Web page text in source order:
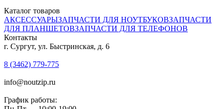
Каталог товаров
АКСЕССУАРЫЗАПЧАСТИ ДЛЯ НОУТБУКОВЗАПЧАСТИ
ДЛЯ ПЛАНШЕТОВЗАПЧАСТИ ДЛЯ ТЕЛЕФОНОВ
Контакты
г. Сургут, ул. Быстринская, д. 6
8 (3462) 779-775
info@noutzip.ru
График работы: